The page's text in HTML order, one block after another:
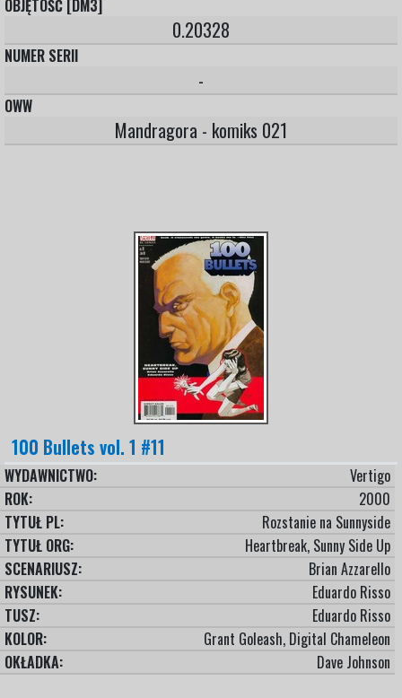
OBJĘTOŚĆ [DM3]
0.20328
NUMER SERII
-
OWW
Mandragora - komiks 021
100 Bullets vol. 1 #11
WYDAWNICTWO:
Vertigo
ROK:
2000
TYTUŁ PL:
Rozstanie na Sunnyside
TYTUŁ ORG:
Heartbreak, Sunny Side Up
SCENARIUSZ:
Brian Azzarello
RYSUNEK:
Eduardo Risso
TUSZ:
Eduardo Risso
KOLOR:
Grant Goleash, Digital Chameleon
OKŁADKA:
Dave Johnson